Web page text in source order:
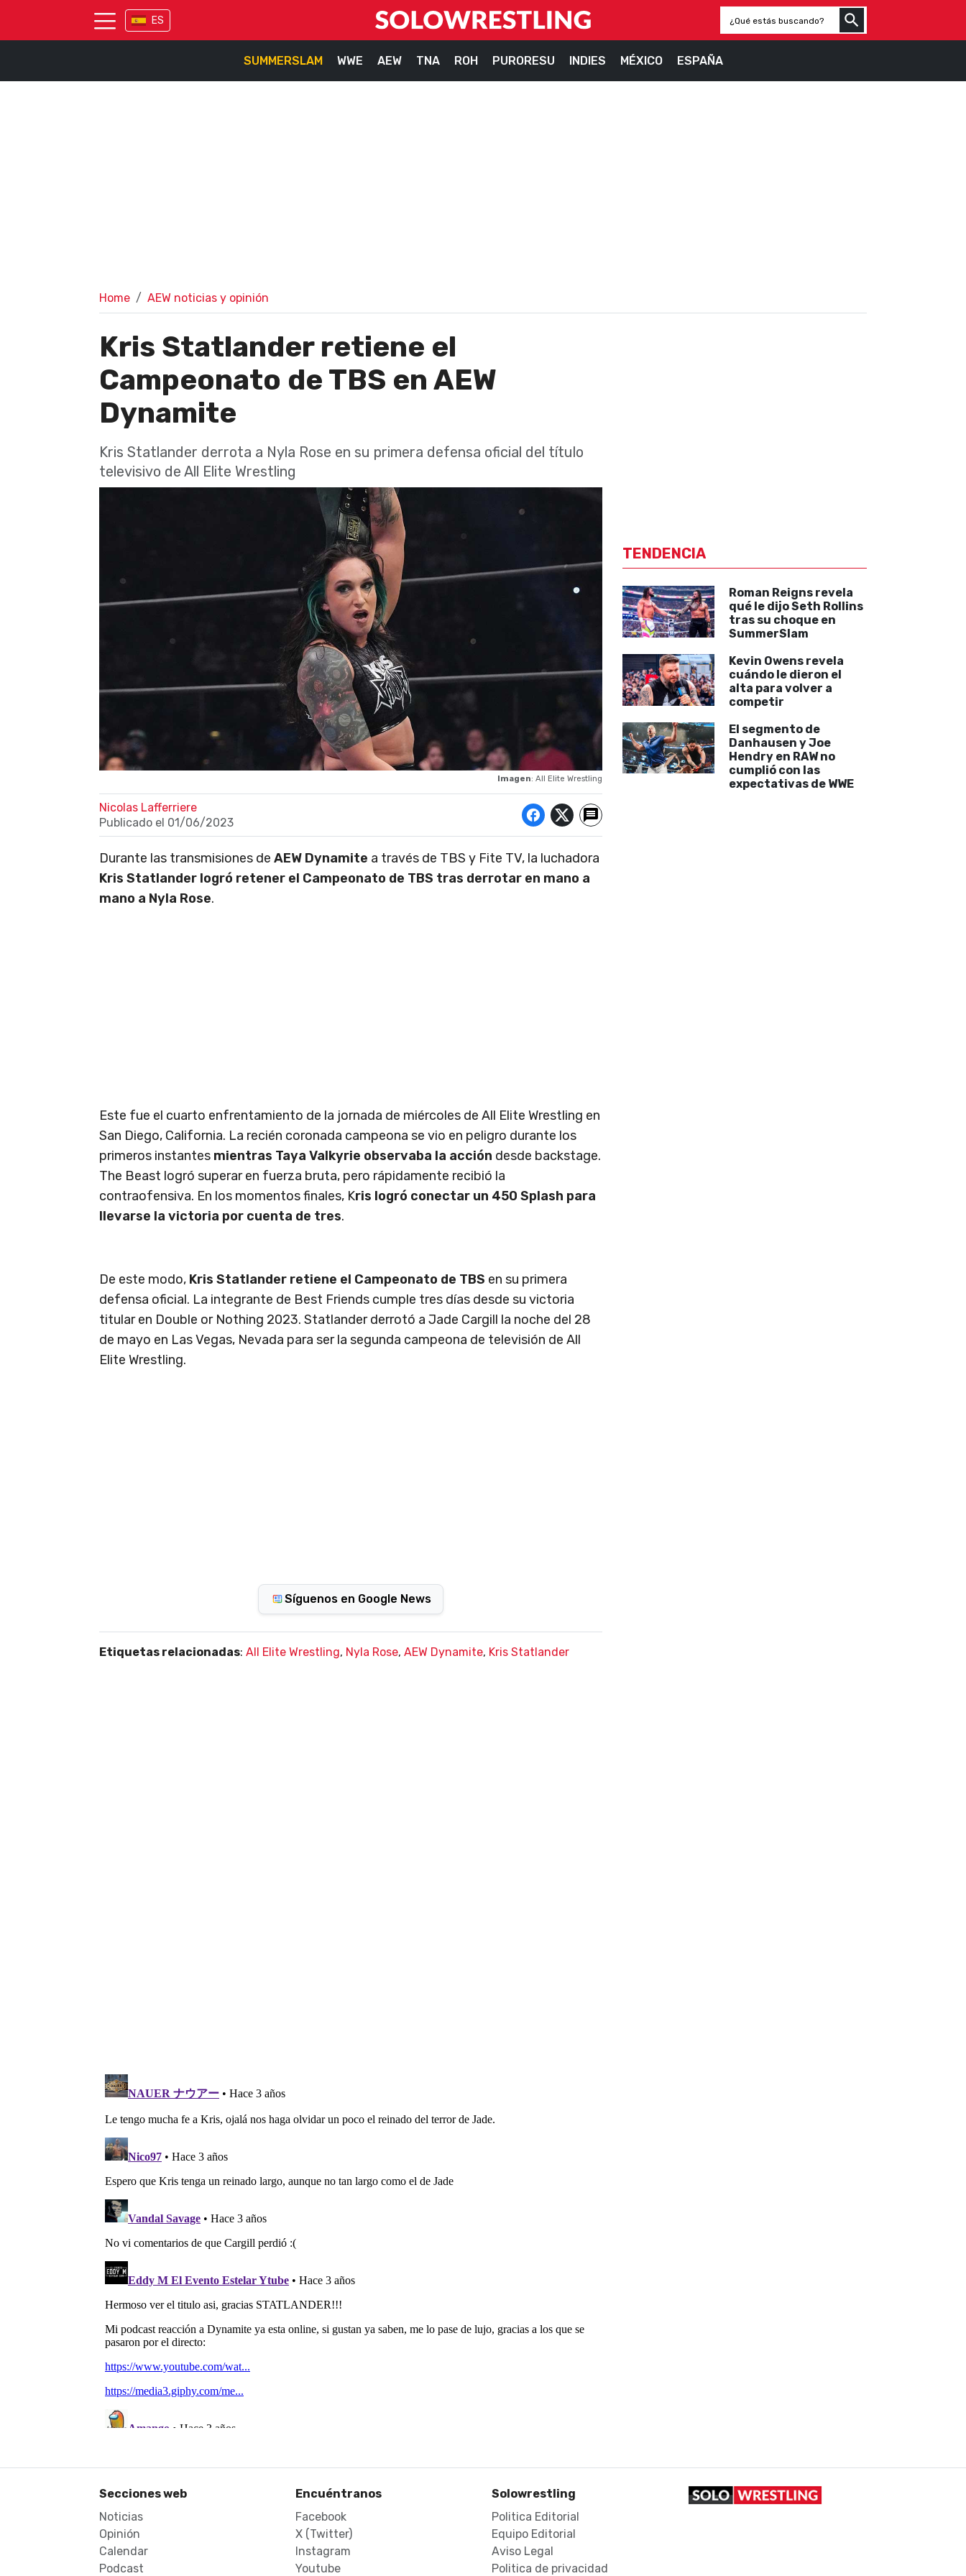
ES
SUMMERSLAM WWE AEW TNA ROH PURORESU INDIES MÉXICO ESPAÑA
Home AEW noticias y opinión
Kris Statlander retiene el
Campeonato de TBS en AEW
Dynamite
Kris Statlander derrota a Nyla Rose en su primera defensa oficial del título
televisivo de All Elite Wrestling
Imagen: All Elite Wrestling
Nicolas Lafferriere
Publicado el 01/06/2023
Durante las transmisiones de AEW Dynamite a través de TBS y Fite TV, la luchadora
Kris Statlander logró retener el Campeonato de TBS tras derrotar en mano a
mano a Nyla Rose.
Este fue el cuarto enfrentamiento de la jornada de miércoles de All Elite Wrestling en
San Diego, California. La recién coronada campeona se vio en peligro durante los
primeros instantes mientras Taya Valkyrie observaba la acción desde backstage.
The Beast logró superar en fuerza bruta, pero rápidamente recibió la
contraofensiva. En los momentos finales, Kris logró conectar un 450 Splash para
llevarse la victoria por cuenta de tres.
De este modo, Kris Statlander retiene el Campeonato de TBS en su primera
defensa oficial. La integrante de Best Friends cumple tres días desde su victoria
titular en Double or Nothing 2023. Statlander derrotó a Jade Cargill la noche del 28
de mayo en Las Vegas, Nevada para ser la segunda campeona de televisión de All
Elite Wrestling.
Síguenos en Google News
Etiquetas relacionadas: All Elite Wrestling, Nyla Rose, AEW Dynamite, Kris Statlander
TENDENCIA
Roman Reigns revela
qué le dijo Seth Rollins
tras su choque en
SummerSlam
Kevin Owens revela
cuándo le dieron el
alta para volver a
competir
El segmento de
Danhausen y Joe
Hendry en RAW no
cumplió con las
expectativas de WWE
Secciones web
Noticias
Opinión
Calendar
Podcast
Encuéntranos
Facebook
X (Twitter)
Instagram
Youtube
Solowrestling
Politica Editorial
Equipo Editorial
Aviso Legal
Politica de privacidad